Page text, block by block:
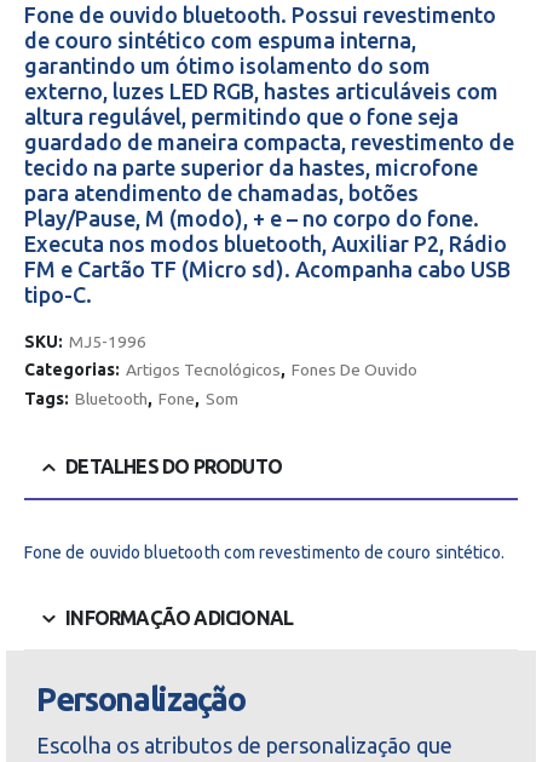
Fone de ouvido bluetooth. Possui revestimento
de couro sintético com espuma interna,
garantindo um ótimo isolamento do som
externo, luzes LED RGB, hastes articuláveis com
altura regulável, permitindo que o fone seja
guardado de maneira compacta, revestimento de
tecido na parte superior da hastes, microfone
para atendimento de chamadas, botões
Play/Pause, M (modo), + e – no corpo do fone.
Executa nos modos bluetooth, Auxiliar P2, Rádio
FM e Cartão TF (Micro sd). Acompanha cabo USB
tipo-C.
SKU: MJ5-1996
Categorias: Artigos Tecnológicos, Fones De Ouvido
Tags: Bluetooth, Fone, Som
DETALHES DO PRODUTO
Fone de ouvido bluetooth com revestimento de couro sintético.
INFORMAÇÃO ADICIONAL
Personalização
Escolha os atributos de personalização que